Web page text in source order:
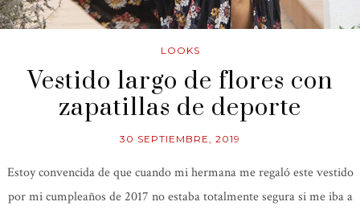
LOOKS
Vestido largo de flores con
zapatillas de deporte
30 SEPTIEMBRE, 2019
Estoy convencida de que cuando mi hermana me regaló este vestido
por mi cumpleaños de 2017 no estaba totalmente segura si me iba a